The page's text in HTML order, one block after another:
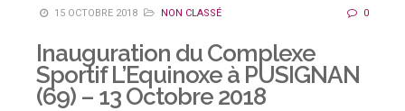
15 OCTOBRE 2018 NON CLASSÉ 0
Inauguration du Complexe
Sportif L’Equinoxe à PUSIGNAN
(69) – 13 Octobre 2018